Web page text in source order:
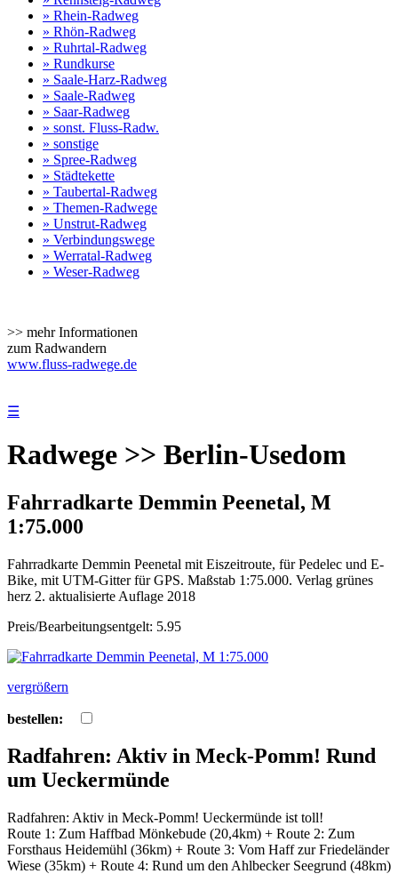
» Rhein-Radweg
» Rhön-Radweg
» Ruhrtal-Radweg
» Rundkurse
» Saale-Harz-Radweg
» Saale-Radweg
» Saar-Radweg
» sonst. Fluss-Radw.
» sonstige
» Spree-Radweg
» Städtekette
» Taubertal-Radweg
» Themen-Radwege
» Unstrut-Radweg
» Verbindungswege
» Werratal-Radweg
» Weser-Radweg
>> mehr Informationen
zum Radwandern
www.fluss-radwege.de
☰
Radwege >> Berlin-Usedom
Fahrradkarte Demmin Peenetal, M
1:75.000
Fahrradkarte Demmin Peenetal mit Eiszeitroute, für Pedelec und E-
Bike, mit UTM-Gitter für GPS. Maßstab 1:75.000. Verlag grünes
herz 2. aktualisierte Auflage 2018
Preis/Bearbeitungsentgelt: 5.95
vergrößern
bestellen:
Radfahren: Aktiv in Meck-Pomm! Rund
um Ueckermünde
Radfahren: Aktiv in Meck-Pomm! Ueckermünde ist toll!
Route 1: Zum Haffbad Mönkebude (20,4km) + Route 2: Zum
Forsthaus Heidemühl (36km) + Route 3: Vom Haff zur Friedeländer
Wiese (35km) + Route 4: Rund um den Ahlbecker Seegrund (48km)